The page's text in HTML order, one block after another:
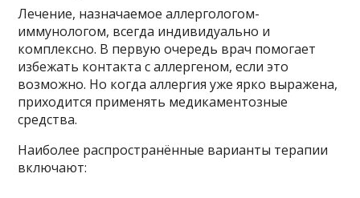
Лечение, назначаемое аллергологом-
иммунологом, всегда индивидуально и
комплексно. В первую очередь врач помогает
избежать контакта с аллергеном, если это
возможно. Но когда аллергия уже ярко выражена,
приходится применять медикаментозные
средства.
Наиболее распространённые варианты терапии
включают: